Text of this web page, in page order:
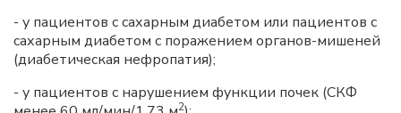
- у пациентов с сахарным диабетом или пациентов с
сахарным диабетом с поражением органов-мишеней
(диабетическая нефропатия);
- у пациентов с нарушением функции почек (СКФ
2